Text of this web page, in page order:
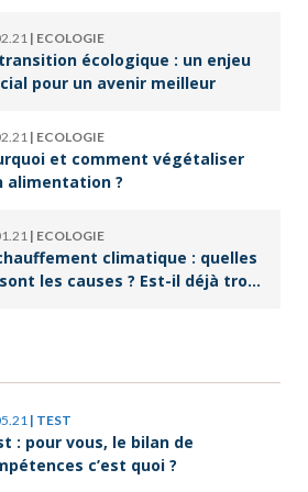
| ECOLOGIE
écologique : un enjeu
pour un avenir meilleur
| ECOLOGIE
et comment végétaliser
alimentation ?
| ECOLOGIE
climatique : quelles
les causes ? Est-il déjà trop
| TEST
: pour vous, le bilan de
c’est quoi ?